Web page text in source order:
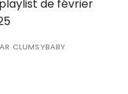
de février
CLUMSYBABY